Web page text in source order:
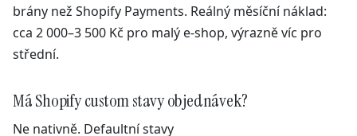
brány než Shopify Payments. Reálný měsíční náklad:
cca 2 000–3 500 Kč pro malý e-shop, výrazně víc pro
střední.
Má Shopify custom stavy objednávek?
Ne nativně. Defaultní stavy